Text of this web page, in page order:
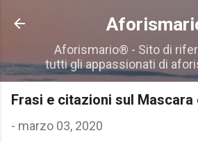
Passa ai contenuti
Aforismario® - Sito di
tutti gli appassionati di
Frasi e citazioni sul Mascara
- marzo 03, 2020